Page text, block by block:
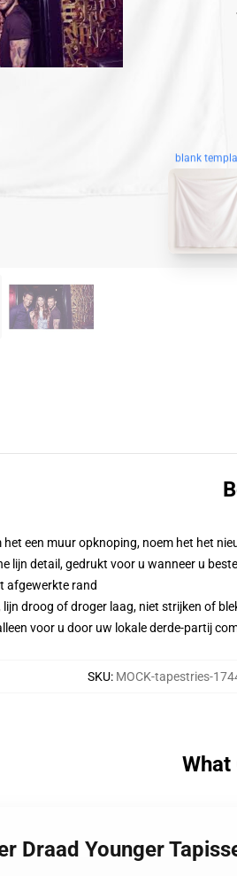
blank
een muur opknoping, noem het het
lijn detail, gedrukt voor u wanneer u
afgewerkte rand
droog of droger laag, niet strijken of
voor u door uw lokale derde-partij
SKU: MOCK-tapestries-
What
Draad Younger